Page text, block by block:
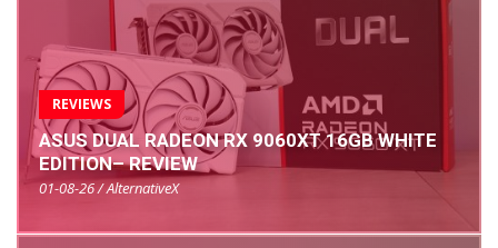
REVIEWS
ASUS DUAL RADEON RX 9060XT 16GB WHITE
EDITION– REVIEW
01-08-26 / AlternativeX